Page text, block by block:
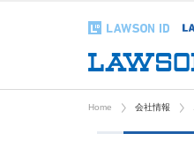
Home 会社情報